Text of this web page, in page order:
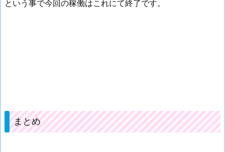
という事で今回の稼働はこれにて終了です。
まとめ